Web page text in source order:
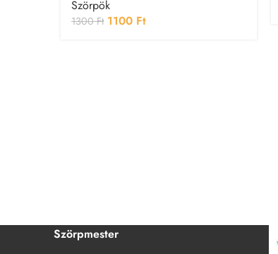
Szörpök
1300Ft 1100 Ft
Szörpmester